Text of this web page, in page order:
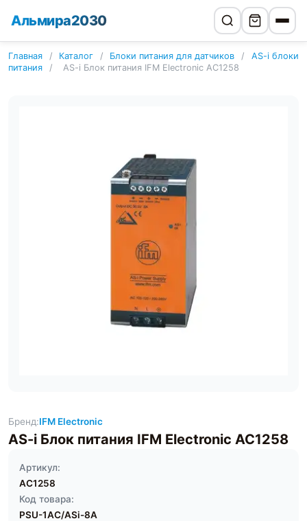
Альмира2030
Главная / Каталог / Блоки питания для датчиков /
AS-i блоки
питания
/ AS-i Блок питания IFM Electronic AC1258
Бренд:IFM Electronic
AS-i Блок питания IFM Electronic AC1258
Артикул:
AC1258
Код товара:
PSU-1AC/ASi-8A